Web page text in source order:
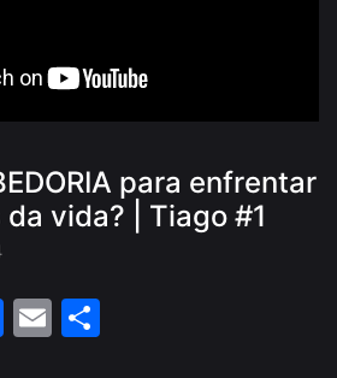
para enfrentar
vida? | Tiago #1
Facebook
Email